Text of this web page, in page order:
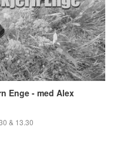
Enge - med Alex
& 13.30